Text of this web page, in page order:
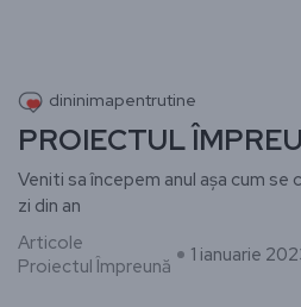
dininimapentrutine
PROIECTUL
Veniti sa începem anul așa cum se
zi din an
Articole
Proiectul Împreună
1 ianuarie